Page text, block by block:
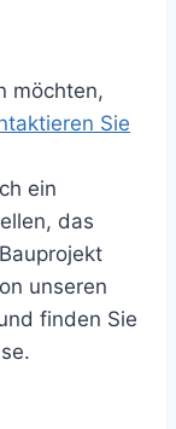
möchten,
Sie
ein
das
unseren
finden Sie